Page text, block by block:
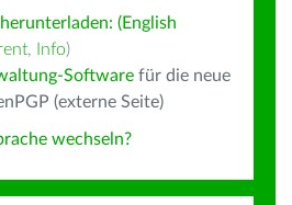
(English
, Info)
Software für die neue
(externe Seite)
wechseln?